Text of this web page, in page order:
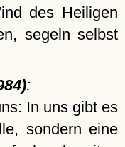
des Heiligen
segeln selbst
:
In uns gibt es
sondern eine